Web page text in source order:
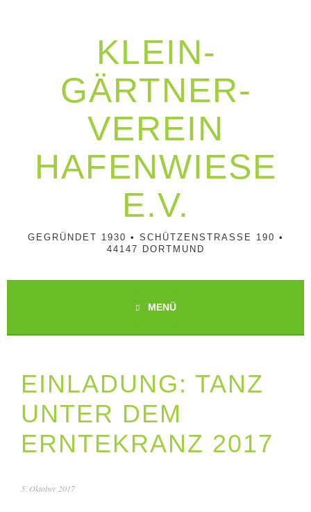
KLEIN­
GÄRTNER­
VEREIN
HAFENWIESE
E.V.
GEGRÜNDET 1930 • SCHÜTZENSTRASSE 190 • 4
4147 DORTMUND
MENÜ
EINLADUNG: TANZ
UNTER DEM
ERNTEKRANZ 2017
5. Oktober 2017